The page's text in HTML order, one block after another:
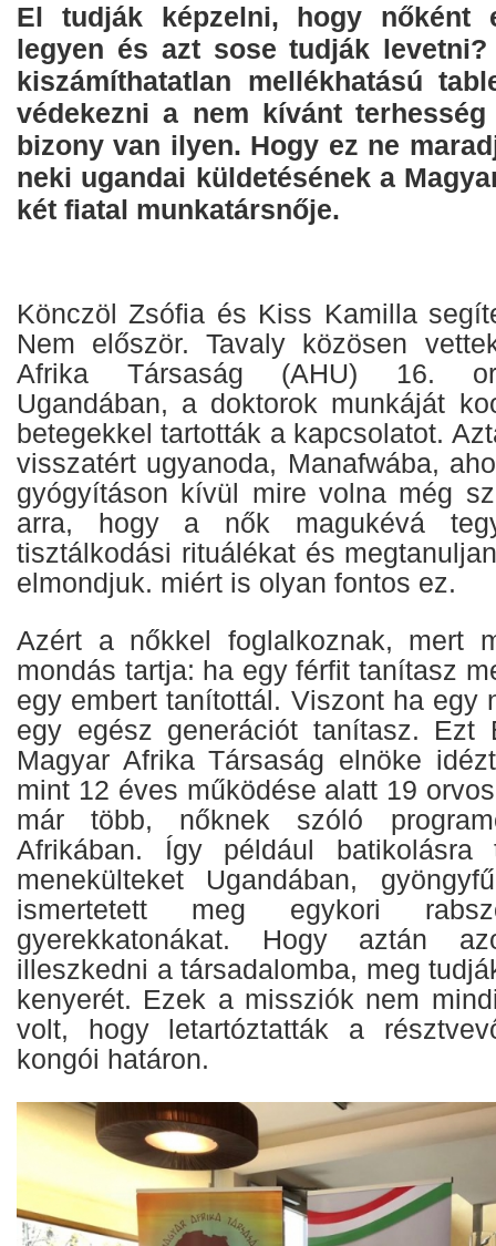
El tudják képzelni, hogy nőként
legyen és azt sose tudják
kiszámíthatatlan mellékhatású
védekezni a nem kívánt
bizony van ilyen. Hogy ez ne
neki ugandai küldetésének a
két fiatal munkatársnője.
Könczöl Zsófia és Kiss Kamilla
Nem először. Tavaly közösen
Afrika Társaság (AHU) 16.
Ugandában, a doktorok munkáját
betegekkel tartották a kapcsolatot.
visszatért ugyanoda, Manafwába,
gyógyításon kívül mire volna még
arra, hogy a nők magukévá
tisztálkodási rituálékat és
elmondjuk. miért is olyan fontos ez.
Azért a nőkkel foglalkoznak, mert
mondás tartja: ha egy férfit tanítasz
egy embert tanítottál. Viszont ha egy
egy egész generációt tanítasz. Ezt
Magyar Afrika Társaság elnöke
mint 12 éves működése alatt 19
már több, nőknek szóló
Afrikában. Így például batikolásra
menekülteket Ugandában,
ismertetett meg egykori
gyerekkatonákat. Hogy aztán
illeszkedni a társadalomba, meg
kenyerét. Ezek a missziók nem
volt, hogy letartóztatták a
kongói határon.